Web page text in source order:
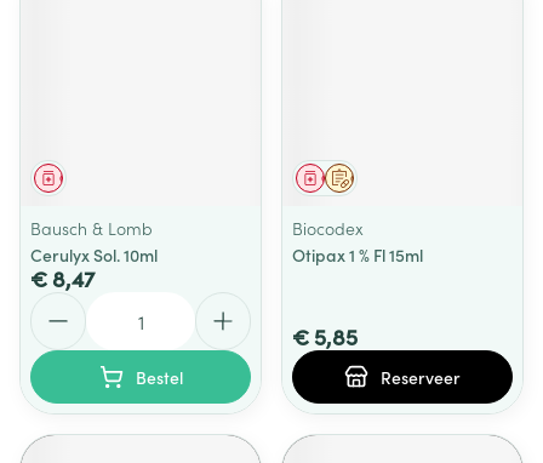
Geneesmiddel
Bausch & Lomb
Cerulyx Sol. 10ml
€ 8,47
Bestel
Op voorschrift
Geneesmiddel
Biocodex
Otipax 1 % Fl 15ml
€ 5,85
Reserveer